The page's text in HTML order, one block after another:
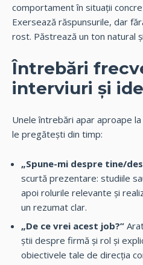
comportament în situații
Exersează răspunsurile, dar
rost. Păstrează un ton natural
Întrebări
interviuri și
Unele întrebări apar aproape
le pregătești din timp:
„Spune-mi despre tine/
scurtă prezentare: studiile
apoi rolurile relevante și
un rezumat clar.
„De ce vrei acest job?”
știi despre firmă și rol și
obiectivele tale de direcția